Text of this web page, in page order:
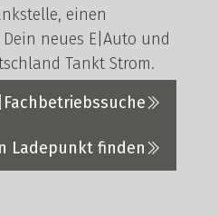
einen
neues E|Auto und
Tankt Strom.
Ladepunkt finden